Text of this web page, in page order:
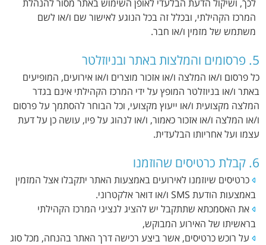
לכך, ושיקול הדעת הבלעדי לאופן השימוש באתר מסור להנהלת
המרכז הקהילתי, ובכלל זה בכל הנוגע לאישור שם ו/או לשם
משתמש של מזמין ו/או חבר.
5. פרסומים והמלצות באתר ובניוזלטר
כל פרסום ו/או המלצה ו/או אזכור מוצרים ו/או אירועים, המופיעים
באתר ו/או בניוזלטר המופץ על ידי המרכז הקהילתי אינם בגדר
המלצה מקצועית ו/או ייעוץ מקצועי, וכל הבוחר להסתמך על פרסום
ו/או המלצה ו/או אזכור כאמור, ו/או לנהוג על פיו, עושה כן על דעת
עצמו ועל אחריותו הבלעדית.
6. קבלת כרטיסים שהוזמנו
כרטיסים שיוזמנו לאירועים באמצעות האתר יתקבלו אצל המזמין
באמצעות הודעת SMS ו/או דואר אלקטרוני.
את האסמכתא שתתקבל יש להציג לנציגי המרכז הקהילתי
בראשיתו של האירוע המבוקש,
על רוכש כרטיסים, אשר ביצע רכישה דרך האתר בהנחה, מכל סוג